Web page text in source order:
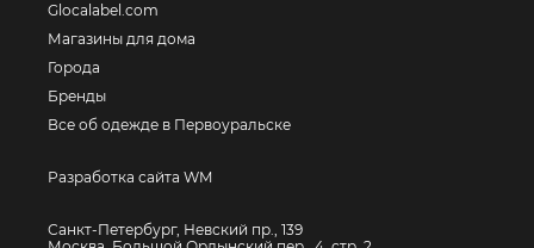
Glocalabel.com
Магазины для дома
Города
Бренды
Все об одежде в Первоуральске
Разработка сайта WM
Санкт-Петербург, Невский пр., 139